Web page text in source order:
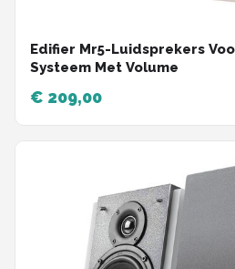
Edifier Mr5-Luidsprekers
Systeem Met Volume
€ 209,00